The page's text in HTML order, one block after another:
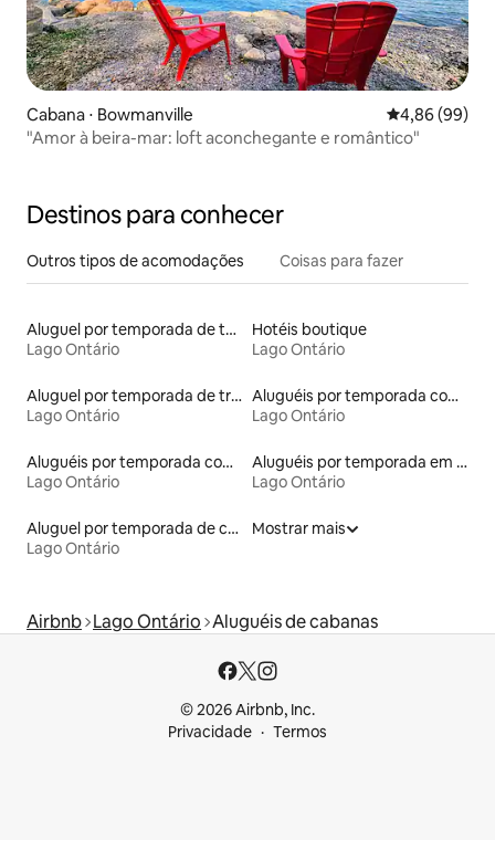
Cabana ⋅ Bowmanville 4,86 de uma
4,86 (99)
"Amor à beira-mar: loft aconchegante e romântico"
Destinos para conhecer
Outros tipos de acomodações Coisas para fazer
Aluguel por temporada de townhouses
Lago Ontário
Hotéis boutique
Lago Ontário
Aluguel por temporada de trailers
Lago Ontário
Aluguéis por temporada com banheiro para PCD
Lago Ontário
Aluguéis por temporada com acesso ao lago
Lago Ontário
Aluguéis por temporada em hotéis-fazenda
Lago Ontário
Aluguel por temporada de casas de hóspedes
Lago Ontário
Mostrar mais
Airbnb Lago Ontário Aluguéis de cabanas
© 2026 Airbnb, Inc.
Privacidade
Termos